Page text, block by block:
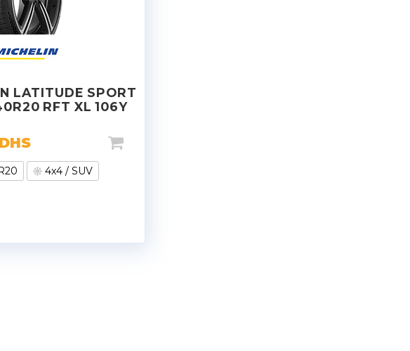
LATITUDE SPORT
RFT XL 106Y
DHS
4x4 / SUV